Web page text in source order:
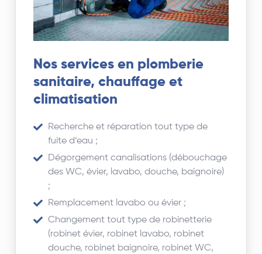
Nos services en plomberie
sanitaire, chauffage et
climatisation
Recherche et réparation tout type de
fuite d’eau ;
Dégorgement canalisations (débouchage
des WC, évier, lavabo, douche, baignoire)
;
Remplacement lavabo ou évier ;
Changement tout type de robinetterie
(robinet évier, robinet lavabo, robinet
douche, robinet baignoire, robinet WC,